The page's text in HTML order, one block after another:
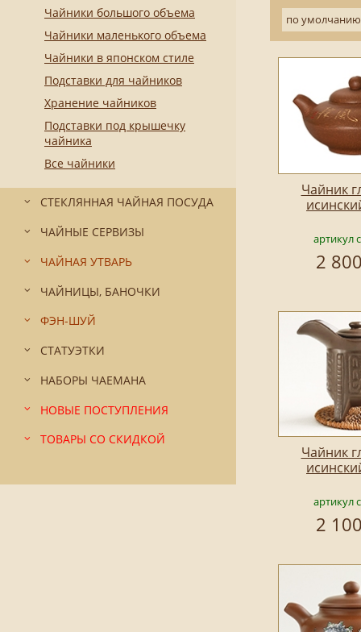
Чайники большого объема
Чайники маленького объема
Чайники в японском стиле
Подставки для чайников
Хранение чайников
Подставки под крышечку
чайника
Все чайники
СТЕКЛЯННАЯ ЧАЙНАЯ ПОСУДА
ЧАЙНЫЕ СЕРВИЗЫ
ЧАЙНАЯ УТВАРЬ
ЧАЙНИЦЫ, БАНОЧКИ
ФЭН-ШУЙ
СТАТУЭТКИ
НАБОРЫ ЧАЕМАНА
НОВЫЕ ПОСТУПЛЕНИЯ
ТОВАРЫ СО СКИДКОЙ
по умолчанию
Чайник
артикул
2
Чайник
артикул
2